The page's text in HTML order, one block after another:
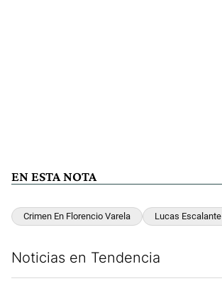
EN ESTA NOTA
Crimen En Florencio Varela Lucas Escalante
Noticias en Tendencia